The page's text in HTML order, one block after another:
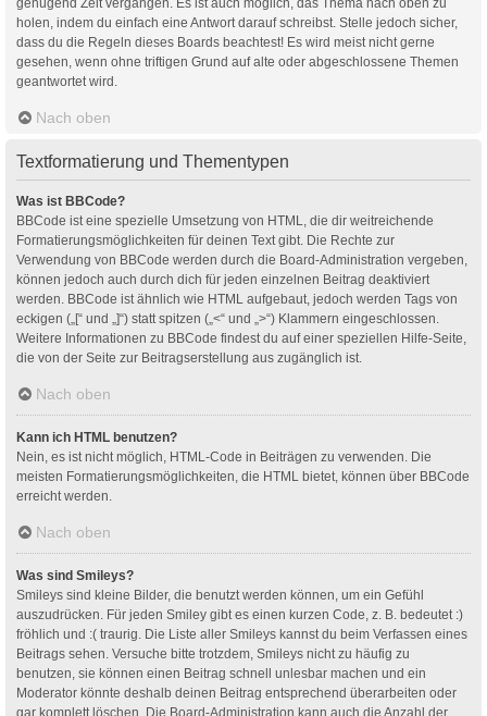
holen, indem du einfach eine Antwort darauf schreibst. Stelle jedoch sicher,
dass du die Regeln dieses Boards beachtest! Es wird meist nicht gerne
gesehen, wenn ohne triftigen Grund auf alte oder abgeschlossene Themen
geantwortet wird.
Nach oben
Textformatierung und Thementypen
Was ist BBCode?
BBCode ist eine spezielle Umsetzung von HTML, die dir weitreichende
Formatierungsmöglichkeiten für deinen Text gibt. Die Rechte zur
Verwendung von BBCode werden durch die Board-Administration vergeben,
können jedoch auch durch dich für jeden einzelnen Beitrag deaktiviert
werden. BBCode ist ähnlich wie HTML aufgebaut, jedoch werden Tags von
eckigen („[“ und „]“) statt spitzen („<“ und „>“) Klammern eingeschlossen.
Weitere Informationen zu BBCode findest du auf einer speziellen Hilfe-Seite,
die von der Seite zur Beitragserstellung aus zugänglich ist.
Nach oben
Kann ich HTML benutzen?
Nein, es ist nicht möglich, HTML-Code in Beiträgen zu verwenden. Die
meisten Formatierungsmöglichkeiten, die HTML bietet, können über BBCode
erreicht werden.
Nach oben
Was sind Smileys?
Smileys sind kleine Bilder, die benutzt werden können, um ein Gefühl
auszudrücken. Für jeden Smiley gibt es einen kurzen Code, z. B. bedeutet :)
fröhlich und :( traurig. Die Liste aller Smileys kannst du beim Verfassen eines
Beitrags sehen. Versuche bitte trotzdem, Smileys nicht zu häufig zu
benutzen, sie können einen Beitrag schnell unlesbar machen und ein
Moderator könnte deshalb deinen Beitrag entsprechend überarbeiten oder
gar komplett löschen. Die Board-Administration kann auch die Anzahl der